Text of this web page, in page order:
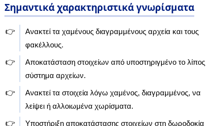
Σημαντικά χαρακτηριστικά γνωρίσματα
👉
Ανακτεί τα χαμένους διαγραμμένους αρχεία και τους
φακέλλους.
👉
Αποκατάσταση στοιχείων από υποστηριγμένο το λίπος
σύστημα αρχείων.
👉
Ανακτεί τα στοιχεία λόγω χαμένος, διαγραμμένος, να
λείψει ή αλλοιωμένα χωρίσματα.
👉
Υποστήριξη αποκατάστασης στοιχείων στη δωροδοκία